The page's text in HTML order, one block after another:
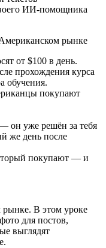
ИИ-помощника
рынке
от $100 в день.
прохождения курса
обучения.
покупают
он уже решён за тебя
же день после
покупают — и
рынке. В этом уроке
для постов,
выглядят